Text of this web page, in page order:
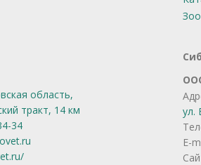
область,
тракт, 14 км
34
ул.
E-